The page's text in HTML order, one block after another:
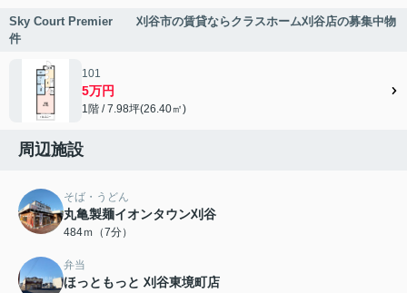
Sky Court Premier 刈谷市の賃貸ならクラスホーム刈谷店の募集中物
件
101
5万円
1階 / 7.98坪(26.40㎡)
周辺施設
そば・うどん
丸亀製麺イオンタウン刈谷
484ｍ（7分）
弁当
ほっともっと 刈谷東境町店